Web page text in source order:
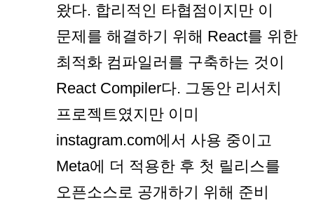
왔다. 합리적인 타협점이지만 이
문제를 해결하기 위해 React를 위한
최적화 컴파일러를 구축하는 것이
React Compiler다. 그동안 리서치
프로젝트였지만 이미
instagram.com에서 사용 중이고
Meta에 더 적용한 후 첫 릴리스를
오픈소스로 공개하기 위해 준비